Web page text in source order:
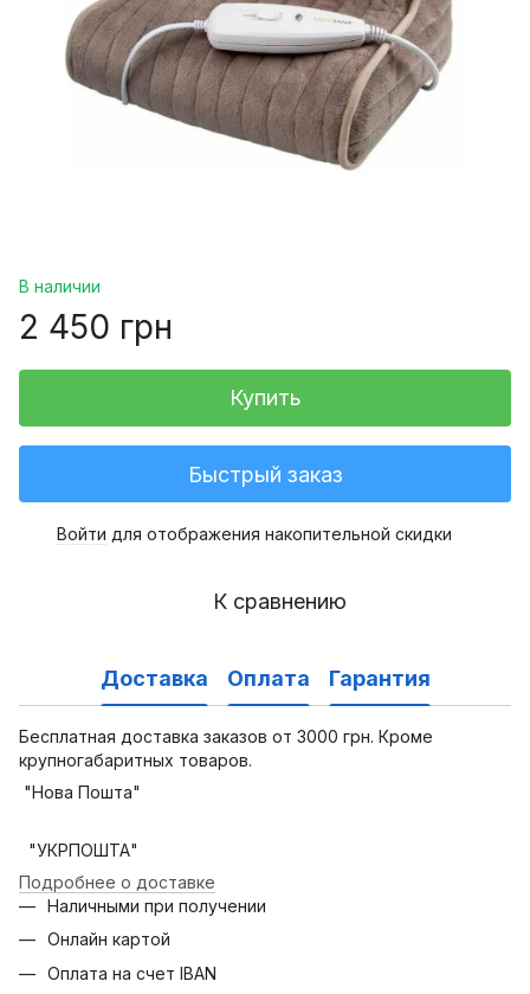
В наличии
2 450 грн
Купить
Быстрый заказ
Войти для отображения накопительной скидки
К сравнению
Доставка Оплата Гарантия
Бесплатная доставка заказов от 3000 грн. Кроме
крупногабаритных товаров.
"Нова Пошта"
"УКРПОШТА"
Подробнее о доставке
Наличными при получении
Онлайн картой
Оплата на счет IBAN